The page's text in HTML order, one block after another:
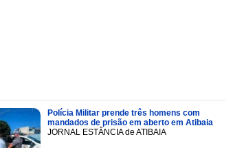
Polícia Militar prende três homens com
mandados de prisão em aberto em Atibaia
JORNAL ESTÂNCIA de ATIBAIA